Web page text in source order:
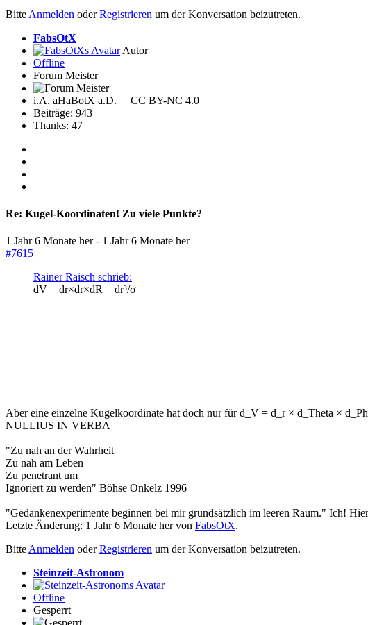
Bitte Anmelden oderRegistrieren um der Konversation beizutreten.
FabsOtX
Autor
Offline
Forum Meister
i.A. aHaBotX a.D. CC BY-NC 4.0
Beiträge: 943
Thanks: 47
Re: Kugel-Koordinaten! Zu viele Punkte?
1 Jahr 6 Monate her- 1 Jahr 6 Monate her
#7615
Rainer Raisch schrieb:
dV = dr×dr×dR = dr³/σ
Aber eine einzelne Kugelkoordinate hat doch nur für d_V = d_r × d_Theta ×
NULLIUS IN VERBA
"Zu nah an der Wahrheit
Zu nah am Leben
Zu penetrant um
Ignoriert zu werden" Böhse Onkelz 1996
"Gedankenexperimente beginnen bei mir grundsätzlich im leeren Raum." Ich!
Letzte Änderung: 1 Jahr 6 Monate her von FabsOtX.
Bitte Anmelden oderRegistrieren um der Konversation beizutreten.
Steinzeit-Astronom
Offline
Gesperrt